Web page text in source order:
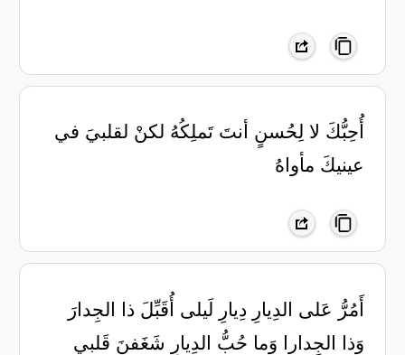
أُحِبُّكَ لا لِحُسنٍ أنتَ تَملِكُهُ لكنْ لقلبيَ في
عينيكَ مأواهُ
أَمُرُّ عَلى الدِيارِ دِيارِ لَيلى أُقَبِّلَ ذا الجِدارَ
وَذا الجِدارا وَما حُبُّ الدِيارِ شَغَفنَ قَلبي